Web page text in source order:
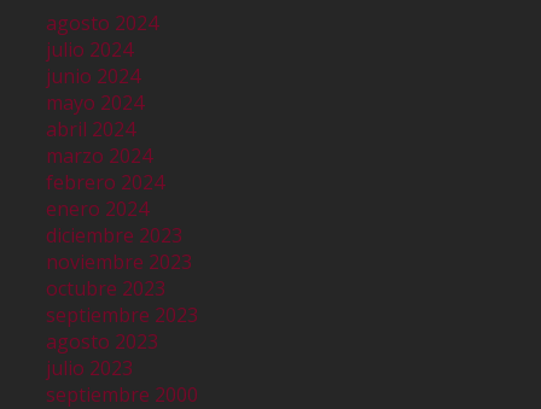
agosto 2024
julio 2024
junio 2024
mayo 2024
abril 2024
marzo 2024
febrero 2024
enero 2024
diciembre 2023
noviembre 2023
octubre 2023
septiembre 2023
agosto 2023
julio 2023
septiembre 2000